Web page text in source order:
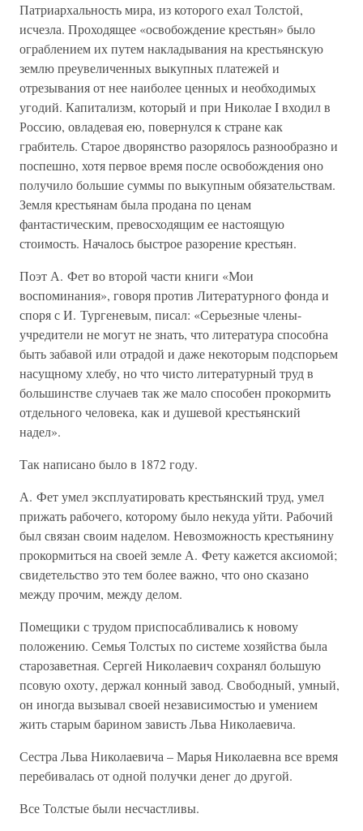
Патриархальность мира, из которого ехал Толстой,
исчезла. Проходящее «освобождение крестьян» было
ограблением их путем накладывания на крестьянскую
землю преувеличенных выкупных платежей и
отрезывания от нее наиболее ценных и необходимых
угодий. Капитализм, который и при Николае I входил в
Россию, овладевая ею, повернулся к стране как
грабитель. Старое дворянство разорялось разнообразно и
поспешно, хотя первое время после освобождения оно
получило большие суммы по выкупным обязательствам.
Земля крестьянам была продана по ценам
фантастическим, превосходящим ее настоящую
стоимость. Началось быстрое разорение крестьян.
Поэт А. Фет во второй части книги «Мои
воспоминания», говоря против Литературного фонда и
споря с И. Тургеневым, писал: «Серьезные члены-
учредители не могут не знать, что литература способна
быть забавой или отрадой и даже некоторым подспорьем
насущному хлебу, но что чисто литературный труд в
большинстве случаев так же мало способен прокормить
отдельного человека, как и душевой крестьянский
надел».
Так написано было в 1872 году.
А. Фет умел эксплуатировать крестьянский труд, умел
прижать рабочего, которому было некуда уйти. Рабочий
был связан своим наделом. Невозможность крестьянину
прокормиться на своей земле А. Фету кажется аксиомой;
свидетельство это тем более важно, что оно сказано
между прочим, между делом.
Помещики с трудом приспосабливались к новому
положению. Семья Толстых по системе хозяйства была
старозаветная. Сергей Николаевич сохранял большую
псовую охоту, держал конный завод. Свободный, умный,
он иногда вызывал своей независимостью и умением
жить старым барином зависть Льва Николаевича.
Сестра Льва Николаевича – Марья Николаевна все время
перебивалась от одной получки денег до другой.
Все Толстые были несчастливы.